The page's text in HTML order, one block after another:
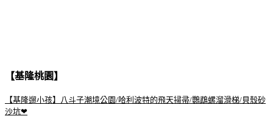
【基隆桃園】
【基隆遛小孩】八斗子潮境公園/哈利波特的飛天掃帚/鸚鵡螺溜滑梯/貝殼砂
沙坑❤